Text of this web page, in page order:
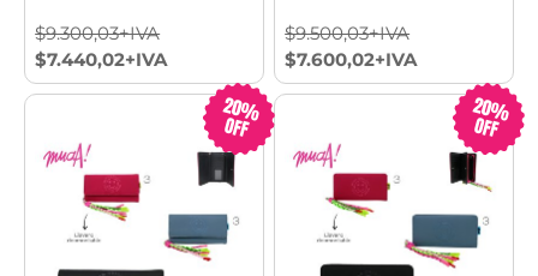
$9.300,03+IVA
$7.440,02+IVA
$9.500,03+IVA
$7.600,02+IVA
20%
OFF
20%
OFF